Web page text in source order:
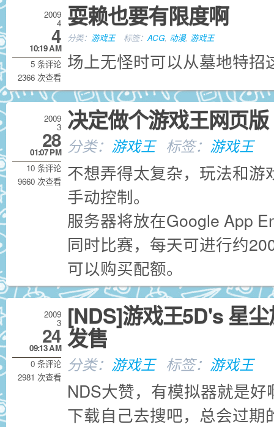
耍赖也要有限度啊
2009
4
4
10:19 AM
5 条评论
2366 次查看
分类： 游戏王 标签：ACG, 动漫, 游戏王
场上无怪时可以从墓地特
决定做个游戏王网页版
2009
3
28
01:07 PM
10 条评论
9660 次查看
分类： 游戏王 标签： 游戏王
不想弄得太复杂，玩法和
手动控制。
服务器将放在Google App
同时比赛，每天可进行约
可以购买配额。
[NDS]游戏王5D's 星
发售
2009
3
24
09:13 AM
0 条评论
2981 次查看
分类： 游戏王 标签： 游戏王
NDS大赞，有模拟器就是好
下载自己去搜吧，总会过期